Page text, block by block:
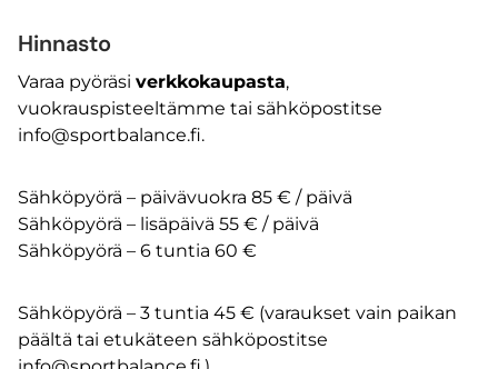
Hinnasto
Varaa pyöräsi verkkokaupasta,
vuokrauspisteeltämme tai sähköpostitse
info@sportbalance.fi.
Sähköpyörä – päivävuokra 85 € / päivä
Sähköpyörä – lisäpäivä 55 € / päivä
Sähköpyörä – 6 tuntia 60 €
Sähköpyörä – 3 tuntia 45 € (varaukset vain paikan
päältä tai etukäteen sähköpostitse